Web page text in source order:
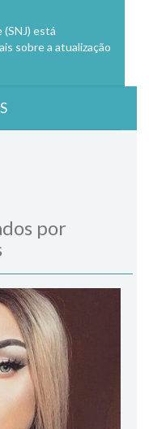
está
sobre a atualização
por